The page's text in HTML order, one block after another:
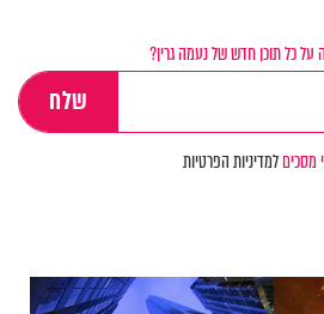
כל תוכן חדש של נעמה גרין?
מסכיםלמדיניות הפרטיות